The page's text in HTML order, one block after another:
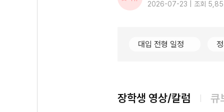
2026-07-23 | 조회
대입 전형 일정
장학생 영상/칼럼 큐